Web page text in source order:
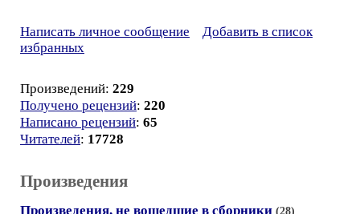
Написать личное сообщение
Добавить в список
избранных
Произведений: 229
Получено рецензий: 220
Написано рецензий: 65
Читателей: 17728
Произведения
Произведения, не вошедшие в сборники (28)